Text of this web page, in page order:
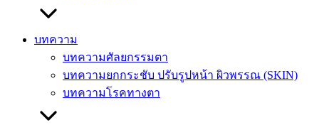
บทความ
บทความศัลยกรรมตา
บทความยกกระชับ ปรับรูปหน้า ผิวพรรณ (SKIN)
บทความโรคทางตา